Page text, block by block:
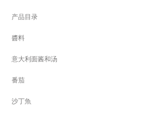
产品目录
醬料
意大利面酱和汤
番茄
沙丁魚